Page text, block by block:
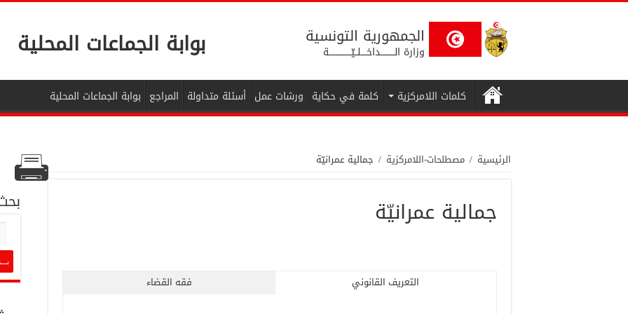
الجمهورية التونسية
وزارة الــــــــــداخــــلــيّــــــــــــــــة بوابة الجماعات المحلية
كلمات اللامركزية كلمة في حكاية ورشات عمل أسئلة متداولة المراجع بوابة الجماعات المحلية
الرئيسية / مصطلحات-اللامركزية / جمالية عمرانيّة
جمالية عمرانيّة
التعريف القانوني فقه القضاء